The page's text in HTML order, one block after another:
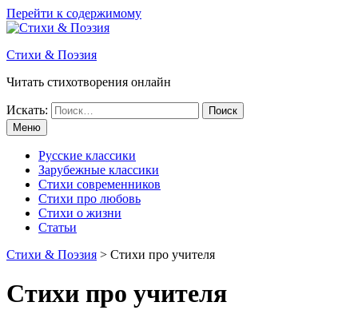
Перейти к содержимому
Стихи & Поэзия
Читать стихотворения онлайн
Искать:
Меню
Русские классики
Зарубежные классики
Стихи современников
Стихи про любовь
Стихи о жизни
Статьи
Стихи & Поэзия > Стихи про учителя
Стихи про учителя